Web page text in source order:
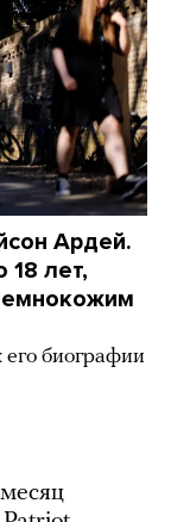
Ардей.
18 лет,
его биографии